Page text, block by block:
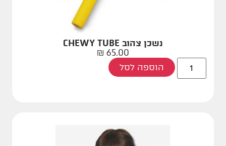
נשכן צהוב CHEWY TUBE
65.00
₪
הוספה לסל